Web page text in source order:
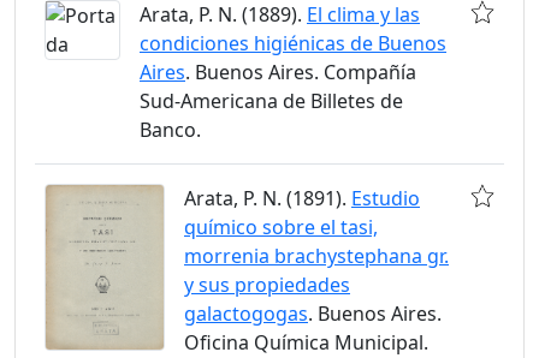
Arata, P. N. (1889). El clima y las
condiciones higiénicas de Buenos
Aires. Buenos Aires. Compañía
Sud-Americana de Billetes de
Banco.
Arata, P. N. (1891). Estudio
químico sobre el tasi,
morrenia brachystephana gr.
y sus propiedades
galactogogas. Buenos Aires.
Oficina Química Municipal.